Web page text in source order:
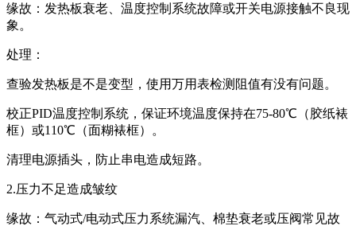
缘故：发热板衰老、温度控制系统故障或开关电源接触不良现
象。
处理：
查验发热板是不是变型，使用万用表检测阻值有没有问题。
校正PID温度控制系统，保证环境温度保持在75-80℃（胶纸裱
框）或110℃（面糊裱框）。
清理电源插头，防止串电造成短路。
2.压力不足造成皱纹
缘故：气动式/电动式压力系统漏汽、棉垫衰老或压阀常见故